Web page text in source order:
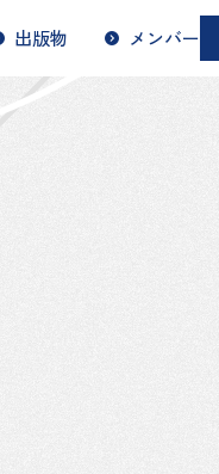
出版物 メンバー